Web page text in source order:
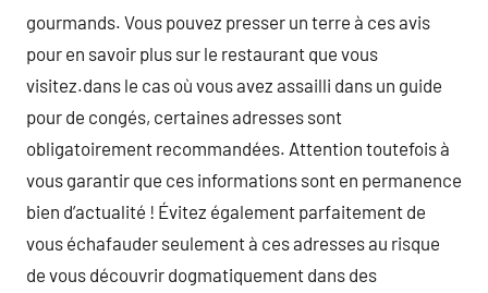
gourmands. Vous pouvez presser un terre à ces avis
pour en savoir plus sur le restaurant que vous
visitez.dans le cas où vous avez assailli dans un guide
pour de congés, certaines adresses sont
obligatoirement recommandées. Attention toutefois à
vous garantir que ces informations sont en permanence
bien d’actualité ! Évitez également parfaitement de
vous échafauder seulement à ces adresses au risque
de vous découvrir dogmatiquement dans des